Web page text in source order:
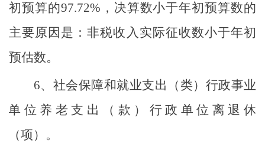
初预算的97.72% ，决算数小于年初预算数的
主要原因是：非税收入实际征收数小于年初
预估数。
6、 社会保障和就业支出（类）行政事业
单位养老支出（款）行政单位离退休
（项）。